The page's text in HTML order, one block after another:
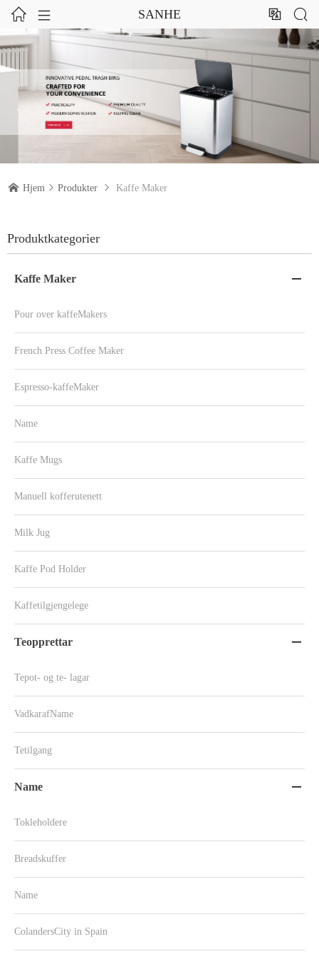
  SANHE  
 Hjem  Produkter  Kaffe Maker
Produktkategorier
Kaffe Maker 
Pour over kaffeMakers
French Press Coffee Maker
Espresso-kaffeMaker
Name
Kaffe Mugs
Manuell kofferutenett
Milk Jug
Kaffe Pod Holder
Kaffetilgjengelege
Teopprettar 
Tepot- og te- lagar
VadkarafName
Tetilgang
Name 
Tokleholdere
Breadskuffer
Name
ColandersCity in Spain